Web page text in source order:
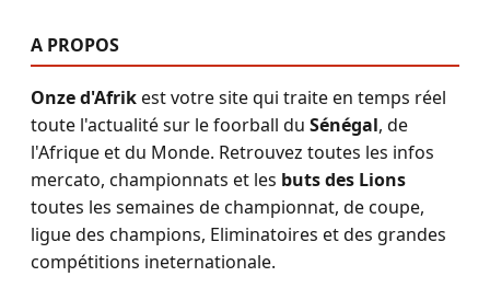
A PROPOS
Onze d'Afrikest votre site qui traite en temps réel
toute l'actualité sur le foorball du Sénégal, de
l'Afrique et du Monde. Retrouvez toutes les infos
mercato, championnats et les buts des Lions
toutes les semaines de championnat, de coupe,
ligue des champions, Eliminatoires et des grandes
compétitions ineternationale.